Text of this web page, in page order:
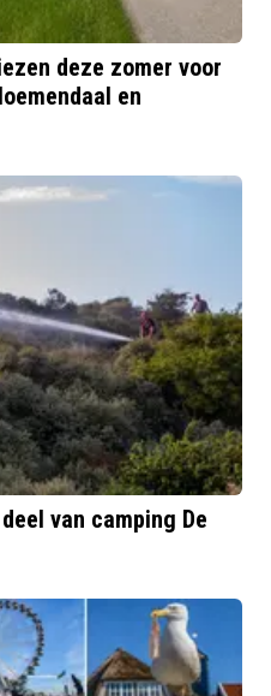
deze zomer voor
en
van camping De